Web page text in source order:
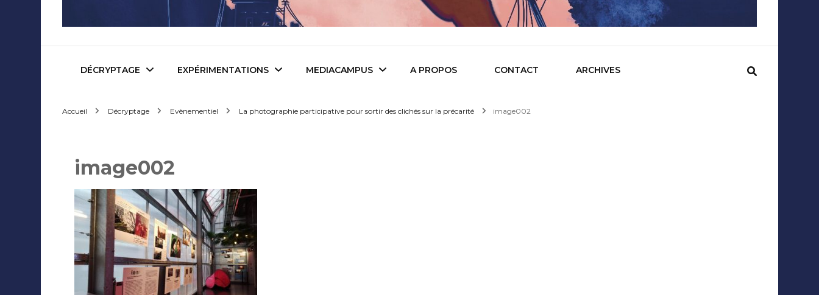
Mediafactory – Le blog des étudiants d'Audencia SciencesCom
DÉCRYPTAGE
Audiovisuel
Evènementiel
Edition et Littérature
EXPÉRIMENTATIONS
Webserie
WebDoc
Com’quiz
MEDIACAMPUS A PROPOS CONTACT ARCHIVES
Accueil Décryptage Evènementiel La photographie participative pour sortir des clichés sur la précarité image002
image002